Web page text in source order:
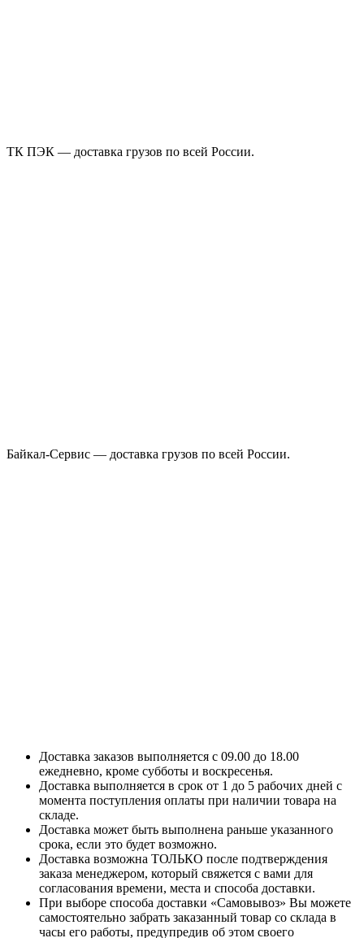
ТК ПЭК — доставка грузов по всей России.
Байкал-Сервис — доставка грузов по всей России.
Доставка заказов выполняется с 09.00 до 18.00
ежедневно, кроме субботы и воскресенья.
Доставка выполняется в срок от 1 до 5 рабочих дней с
момента поступления оплаты при наличии товара на
складе.
Доставка может быть выполнена раньше указанного
срока, если это будет возможно.
Доставка возможна ТОЛЬКО после подтверждения
заказа менеджером, который свяжется с вами для
согласования времени, места и способа доставки.
При выборе способа доставки «Самовывоз» Вы можете
самостоятельно забрать заказанный товар со склада в
часы его работы, предупредив об этом своего